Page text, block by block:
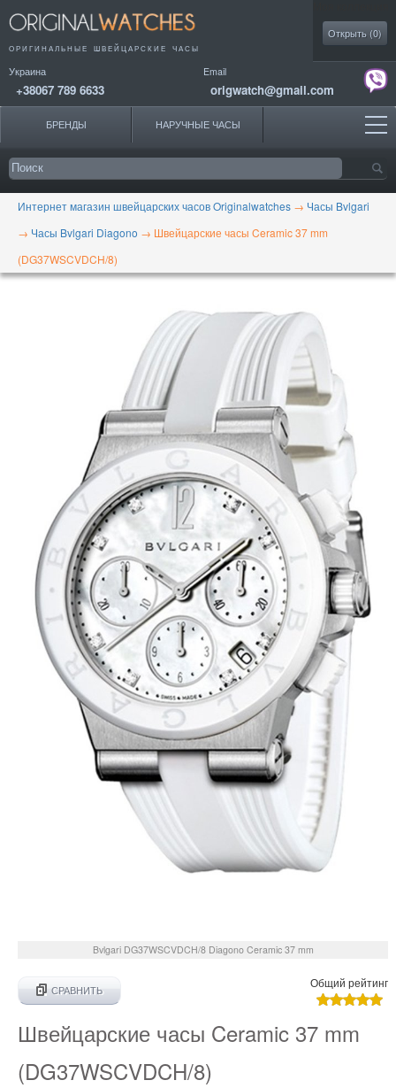
ОРИГИНАЛЬНЫЕ ШВЕЙЦАРСКИЕ ЧАСЫ
Украина
+38067 789 6633
Email
origwatch@gmail.com
Открыть (0)
БРЕНДЫ НАРУЧНЫЕ ЧАСЫ
Интернет магазин швейцарских часов Originalwatches → Часы Bvlgari
→ Часы Bvlgari Diagono → Швейцарские часы Ceramic 37 mm
(DG37WSCVDCH/8)
Bvlgari DG37WSCVDCH/8 Diagono Ceramic 37 mm
СРАВНИТЬ
Общий рейтинг
Швейцарские часы Ceramic 37 mm
(DG37WSCVDCH/8)